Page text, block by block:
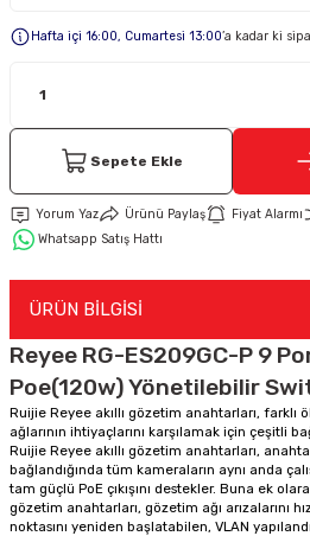
Hafta içi 16:00, Cumartesi 13:00’a kadar ki
Sepete Ekle
Yorum Yaz Ürünü Paylaş Fiyat Alarmı
Whatsapp Satış Hattı
ÜRÜN BİLGİSİ
Reyee RG-ES209GC-P 9
Poe(120w) Yönetilebilir
Ruijie Reyee akıllı gözetim anahtarları, farklı
ağlarının ihtiyaçlarını karşılamak için çeşitli
Ruijie Reyee akıllı gözetim anahtarları,
bağlandığında tüm kameraların aynı anda
tam güçlü PoE çıkışını destekler. Buna ek
gözetim anahtarları, gözetim ağı arızalarını
noktasını yeniden başlatabilen, VLAN